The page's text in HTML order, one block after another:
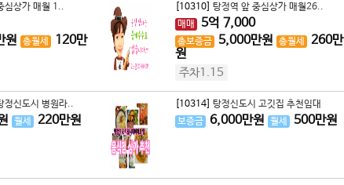
심상가 매월 1..
원 총월세 120만
[10310] 탕정역 앞 중심상가 매월26..
매매
5억 7,000
총보증금 5,000만원 총월세 260만
원
주차1.15
정신도시 병원라..
월세 220만원
[10314] 탕정신도시 고깃집 추천임대
보증금
6,000만원 월세 500만원